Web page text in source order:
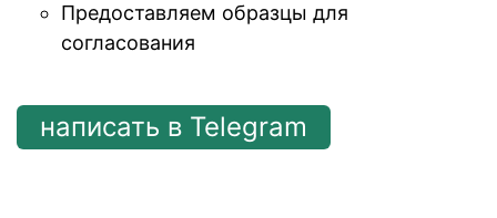
Предоставляем образцы для
согласования
написать в Telegram